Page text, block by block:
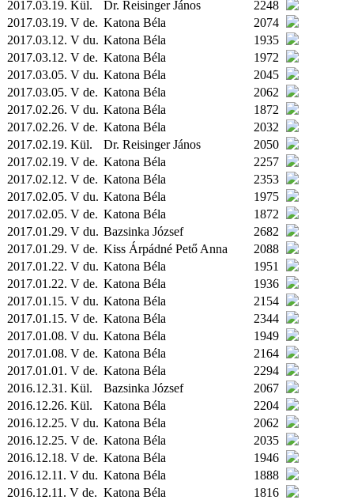
2017.03.19. Kül. Dr. Reisinger János
2248
2017.03.19. V de. Katona Béla
2074
2017.03.12. V du. Katona Béla
1935
2017.03.12. V de. Katona Béla
1972
2017.03.05. V du. Katona Béla
2045
2017.03.05. V de. Katona Béla
2062
2017.02.26. V du. Katona Béla
1872
2017.02.26. V de. Katona Béla
2032
2017.02.19. Kül. Dr. Reisinger János
2050
2017.02.19. V de. Katona Béla
2257
2017.02.12. V de. Katona Béla
2353
2017.02.05. V du. Katona Béla
1975
2017.02.05. V de. Katona Béla
1872
2017.01.29. V du. Bazsinka József
2682
2017.01.29. V de. Kiss Árpádné Pető Anna
2088
2017.01.22. V du. Katona Béla
1951
2017.01.22. V de. Katona Béla
1936
2017.01.15. V du. Katona Béla
2154
2017.01.15. V de. Katona Béla
2344
2017.01.08. V du. Katona Béla
1949
2017.01.08. V de. Katona Béla
2164
2017.01.01. V de. Katona Béla
2294
2016.12.31. Kül. Bazsinka József
2067
2016.12.26. Kül. Katona Béla
2204
2016.12.25. V du. Katona Béla
2062
2016.12.25. V de. Katona Béla
2035
2016.12.18. V de. Katona Béla
1946
2016.12.11. V du. Katona Béla
1888
2016.12.11. V de. Katona Béla
1816